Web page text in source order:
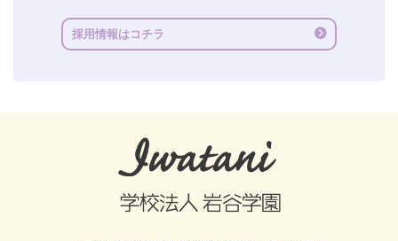
採用情報はコチラ